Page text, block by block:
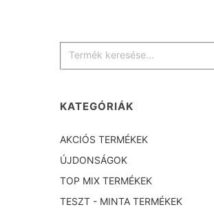
KATEGÓRIÁK
AKCIÓS TERMÉKEK
ÚJDONSÁGOK
TOP MIX TERMÉKEK
TESZT - MINTA TERMÉKEK